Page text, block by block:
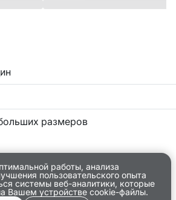
размеров
работы, анализа
пользовательского опыта
системы веб-аналитики, которые
Вашем устройстве cookie-файлы.